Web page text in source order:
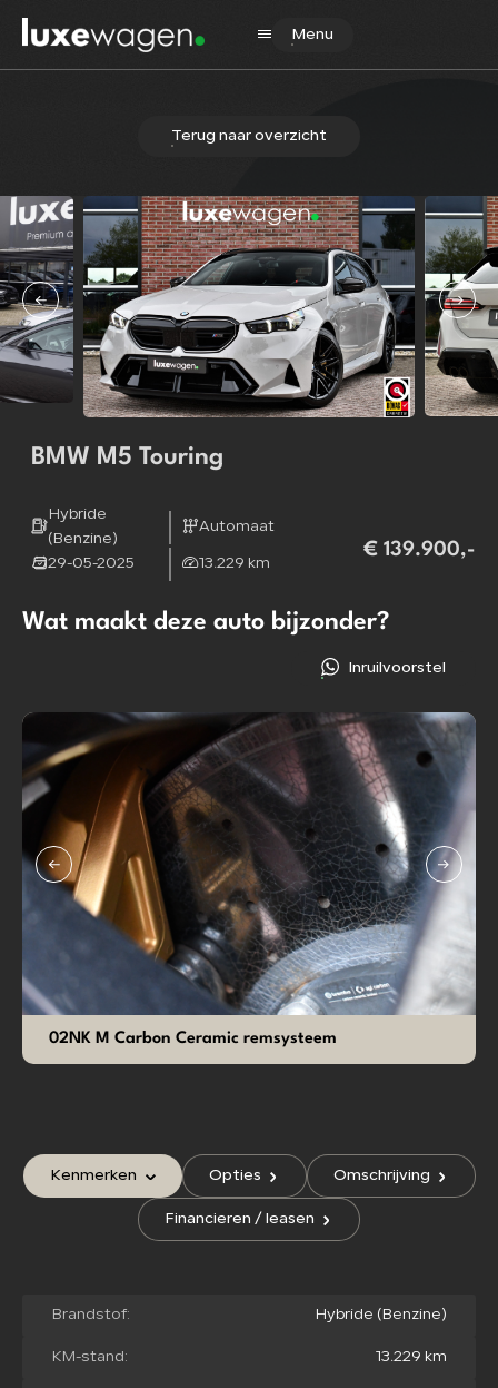
Menu
Home
Aanbod
Diensten
Verkocht
Over ons
Contact
Terug naar overzicht
BMW M5 Touring
Hybride
(Benzine)
Automaat
29-05-2025 13.229 km
€ 139.900,-
Wat maakt deze auto bijzonder?
Inruilvoorstel
02NK M Carbon Ceramic remsysteem
Kenmerken Opties Omschrijving
Financieren / leasen
Brandstof: Hybride (Benzine)
KM-stand: 13.229 km